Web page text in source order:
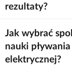
rezultaty?
Jak wybrać
nauki
elektrycznej?